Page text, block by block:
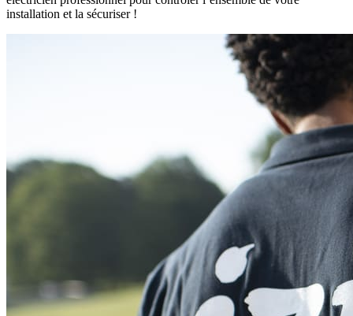
installation et la sécuriser !